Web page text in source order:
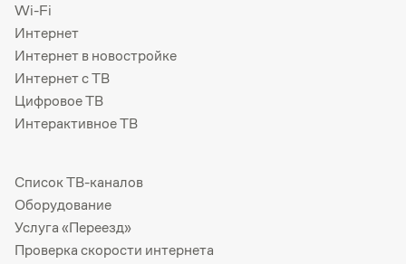
Wi-Fi
Интернет
Интернет в новостройке
Интернет с ТВ
Цифровое ТВ
Интерактивное ТВ
Список ТВ-каналов
Оборудование
Услуга «Переезд»
Проверка скорости интернета